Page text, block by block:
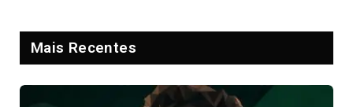
Mais Recentes